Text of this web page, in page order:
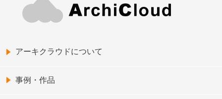
アーキクラウドについて
事例・作品